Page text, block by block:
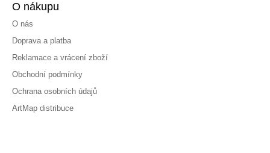
O nákupu
O nás
Doprava a platba
Reklamace a vrácení zboží
Obchodní podmínky
Ochrana osobních údajů
ArtMap distribuce